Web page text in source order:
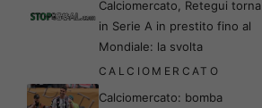
Calciomercato, Retegui torna
in Serie A in prestito fino al
Mondiale: la svolta
CALCIOMERCATO
Calciomercato: bomba